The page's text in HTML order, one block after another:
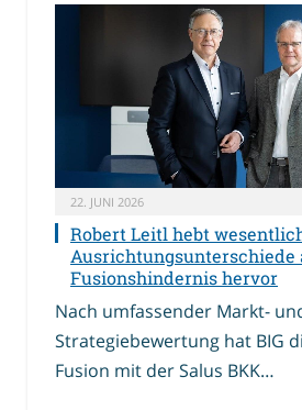
22. JUNI 2026
Robert Leitl hebt
Ausrichtungsunterschiede
Fusionshindernis hervor
Nach umfassender Markt-
Strategiebewertung hat BIG
Fusion mit der Salus BKK…